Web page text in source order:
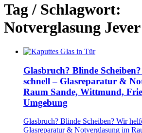
Tag / Schlagwort:
Notverglasung Jever
Glasbruch? Blinde
schnell – Glasreparatur &
Raum Sande, Wittmund,
Umgebung
Glasbruch? Blinde Scheiben? Wir
Glasreparatur & Notverglasung im